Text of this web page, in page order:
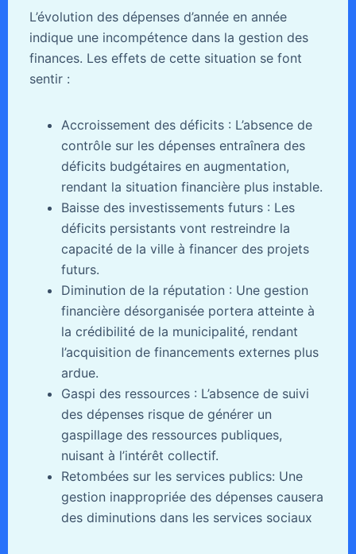
L’évolution des dépenses d’année en année
indique une incompétence dans la gestion des
finances. Les effets de cette situation se font
sentir :
Accroissement des déficits : L’absence de
contrôle sur les dépenses entraînera des
déficits budgétaires en augmentation,
rendant la situation financière plus instable.
Baisse des investissements futurs : Les
déficits persistants vont restreindre la
capacité de la ville à financer des projets
futurs.
Diminution de la réputation : Une gestion
financière désorganisée portera atteinte à
la crédibilité de la municipalité, rendant
l’acquisition de financements externes plus
ardue.
Gaspi des ressources : L’absence de suivi
des dépenses risque de générer un
gaspillage des ressources publiques,
nuisant à l’intérêt collectif.
Retombées sur les services publics: Une
gestion inappropriée des dépenses causera
des diminutions dans les services sociaux